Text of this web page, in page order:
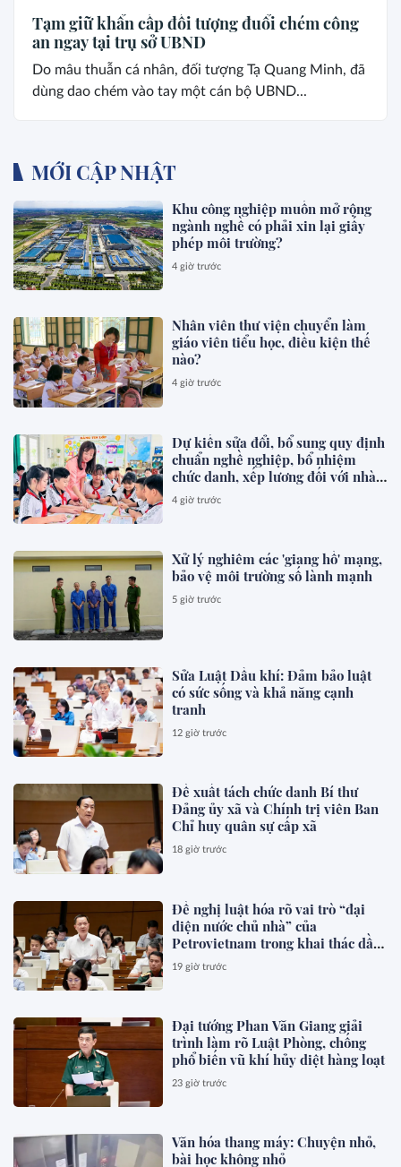
Tạm giữ khẩn cấp đối tượng đuổi chém công
an ngay tại trụ sở UBND
Do mâu thuẫn cá nhân, đối tượng Tạ Quang Minh, đã
dùng dao chém vào tay một cán bộ UBND...
MỚI CẬP NHẬT
Khu công nghiệp muốn mở rộng
ngành nghề có phải xin lại giấy
phép môi trường?
4 giờ trước
Nhân viên thư viện chuyển làm
giáo viên tiểu học, điều kiện thế
nào?
4 giờ trước
Dự kiến sửa đổi, bổ sung quy định
chuẩn nghề nghiệp, bổ nhiệm
chức danh, xếp lương đối với nhà
giáo
4 giờ trước
Xử lý nghiêm các 'giang hồ' mạng,
bảo vệ môi trường số lành mạnh
5 giờ trước
Sửa Luật Dầu khí: Đảm bảo luật
có sức sống và khả năng cạnh
tranh
12 giờ trước
Đề xuất tách chức danh Bí thư
Đảng ủy xã và Chính trị viên Ban
Chỉ huy quân sự cấp xã
18 giờ trước
Đề nghị luật hóa rõ vai trò “đại
diện nước chủ nhà” của
Petrovietnam trong khai thác dầu
khí
19 giờ trước
Đại tướng Phan Văn Giang giải
trình làm rõ Luật Phòng, chống
phổ biến vũ khí hủy diệt hàng loạt
23 giờ trước
Văn hóa thang máy: Chuyện nhỏ,
bài học không nhỏ